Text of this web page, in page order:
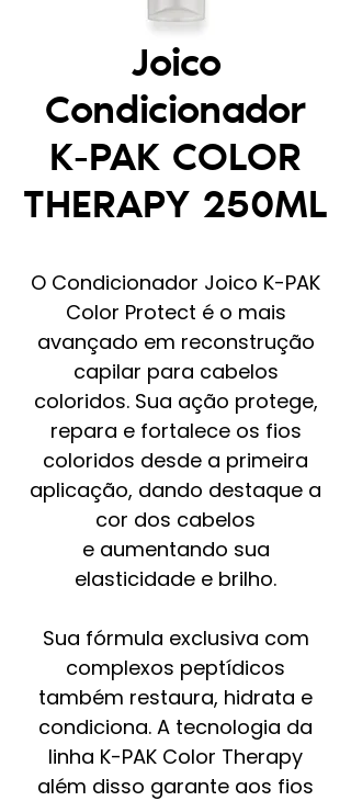
Joico
Condicionador
K-PAK COLOR
THERAPY 250ML
O Condicionador Joico K-PAK
Color Protect é o mais
avançado em reconstrução
capilar para cabelos
coloridos. Sua ação protege,
repara e fortalece os fios
coloridos desde a primeira
aplicação, dando destaque a
cor dos cabelos
e aumentando sua
elasticidade e brilho.
Sua fórmula exclusiva com
complexos peptídicos
também restaura, hidrata e
condiciona. A tecnologia da
linha K-PAK Color Therapy
além disso garante aos fios